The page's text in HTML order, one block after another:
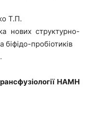
Т.П.
нових структурно-
пробіотиків
НАМН